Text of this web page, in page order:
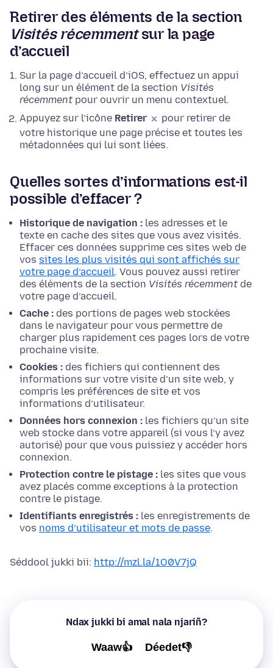
Retirer des éléments de la section
Visités récemmentsur la page
d’accueil
Sur la page d’accueil d’iOS, effectuez un appui
long sur un élément de la section Visités
récemment pour ouvrir un menu contextuel.
Appuyez sur l’icône Retirer
pour retirer de
votre historique une page précise et toutes les
métadonnées qui lui sont liées.
Quelles sortes d’informations est-il
possible d’effacer ?
Historique de navigation : les adresses et le
texte en cache des sites que vous avez visités.
Effacer ces données supprime ces sites web de
vos sites les plus visités qui sont affichés sur
votre page d’accueil. Vous pouvez aussi retirer
des éléments de la section Visités récemment de
votre page d’accueil.
Cache : des portions de pages web stockées
dans le navigateur pour vous permettre de
charger plus rapidement ces pages lors de votre
prochaine visite.
Cookies : des fichiers qui contiennent des
informations sur votre visite d’un site web, y
compris les préférences de site et vos
informations d’utilisateur.
Données hors connexion : les fichiers qu’un site
web stocke dans votre appareil (si vous l’y avez
autorisé) pour que vous puissiez y accéder hors
connexion.
Protection contre le pistage : les sites que vous
avez placés comme exceptions à la protection
contre le pistage.
Identifiants enregistrés : les enregistrements de
vos noms d’utilisateur et mots de passe.
Séddool jukki bii: http://mzl.la/1O0V7jQ
Ndax jukki bi amal nala njariñ?
Waaw👍 Déedet👎